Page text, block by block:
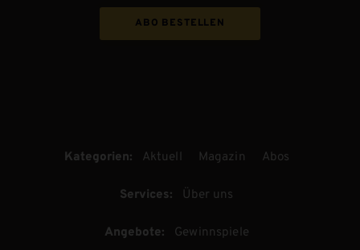
ABO BESTELLEN
Kategorien: Aktuell Magazin Abos
Services: Über uns
Angebote: Gewinnspiele